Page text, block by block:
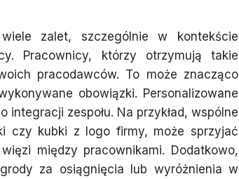
zalet, szczególnie w kontekście
Pracownicy, którzy otrzymują takie
pracodawców. To może znacząco
obowiązki. Personalizowane
zespołu. Na przykład, wspólne
czy kubki z logo firmy, może sprzyjać
między pracownikami. Dodatkowo,
za osiągnięcia lub wyróżnienia w